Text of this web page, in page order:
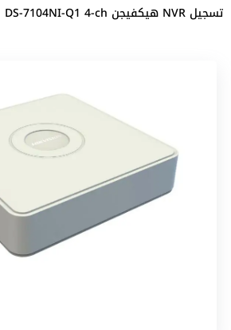
تسجيل NVR هيكفيجن DS-7104NI-Q1 4-ch